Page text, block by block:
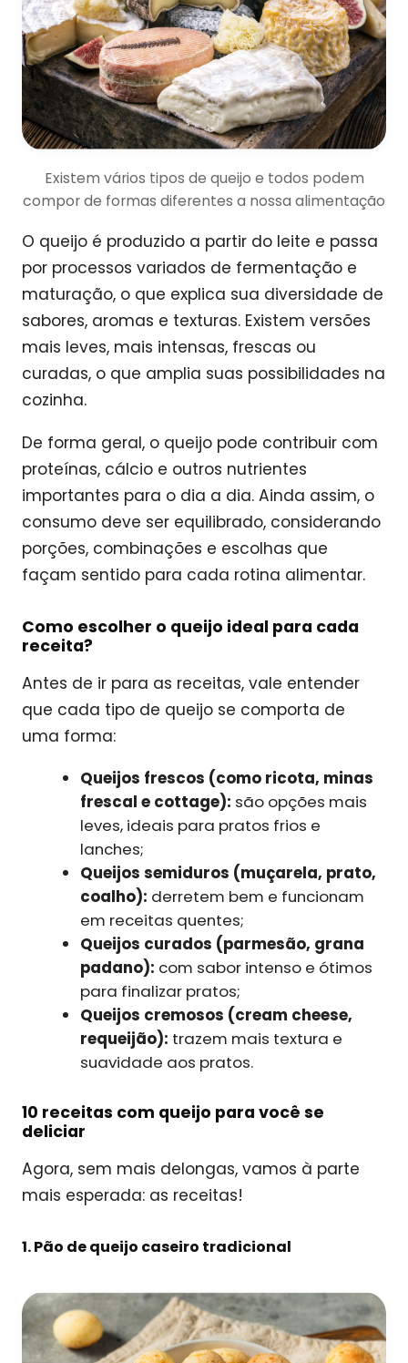
Existem vários tipos de queijo e todos podem
compor de formas diferentes a nossa alimentação
O queijo é produzido a partir do leite e passa
por processos variados de fermentação e
maturação, o que explica sua diversidade de
sabores, aromas e texturas. Existem versões
mais leves, mais intensas, frescas ou
curadas, o que amplia suas possibilidades na
cozinha.
De forma geral, o queijo pode contribuir com
proteínas, cálcio e outros nutrientes
importantes para o dia a dia. Ainda assim, o
consumo deve ser equilibrado, considerando
porções, combinações e escolhas que
façam sentido para cada rotina alimentar.
Como escolher o queijo ideal para cada
receita?
Antes de ir para as receitas, vale entender
que cada tipo de queijo se comporta de
uma forma:
Queijos frescos (como ricota, minas
frescal e cottage): são opções mais
leves, ideais para pratos frios e
lanches;
Queijos semiduros (muçarela, prato,
coalho): derretem bem e funcionam
em receitas quentes;
Queijos curados (parmesão, grana
padano): com sabor intenso e ótimos
para finalizar pratos;
Queijos cremosos (cream cheese,
requeijão): trazem mais textura e
suavidade aos pratos.
10 receitas com queijo para você se
deliciar
Agora, sem mais delongas, vamos à parte
mais esperada: as receitas!
1. Pão de queijo caseiro tradicional